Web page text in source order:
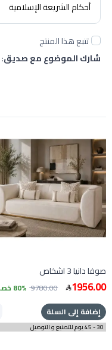
أحكام الشريعة الإسلامية
تتبع هذا المنتج
شارك الموضوع مع صديق:
صوفا دانيا 3 اشخاص
1956.00
9780.00 80% خصم
إضافة إلى السلة
30 - 45 يوم للتصنيع و التوصيل